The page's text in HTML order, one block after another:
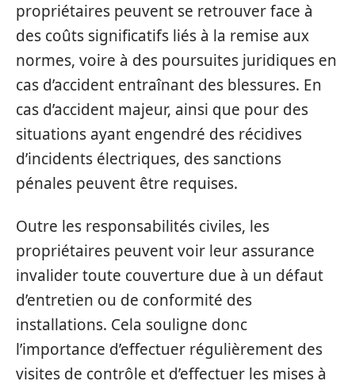
propriétaires peuvent se retrouver face à
des coûts significatifs liés à la remise aux
normes, voire à des poursuites juridiques en
cas d’accident entraînant des blessures. En
cas d’accident majeur, ainsi que pour des
situations ayant engendré des récidives
d’incidents électriques, des sanctions
pénales peuvent être requises.
Outre les responsabilités civiles, les
propriétaires peuvent voir leur assurance
invalider toute couverture due à un défaut
d’entretien ou de conformité des
installations. Cela souligne donc
l’importance d’effectuer régulièrement des
visites de contrôle et d’effectuer les mises à